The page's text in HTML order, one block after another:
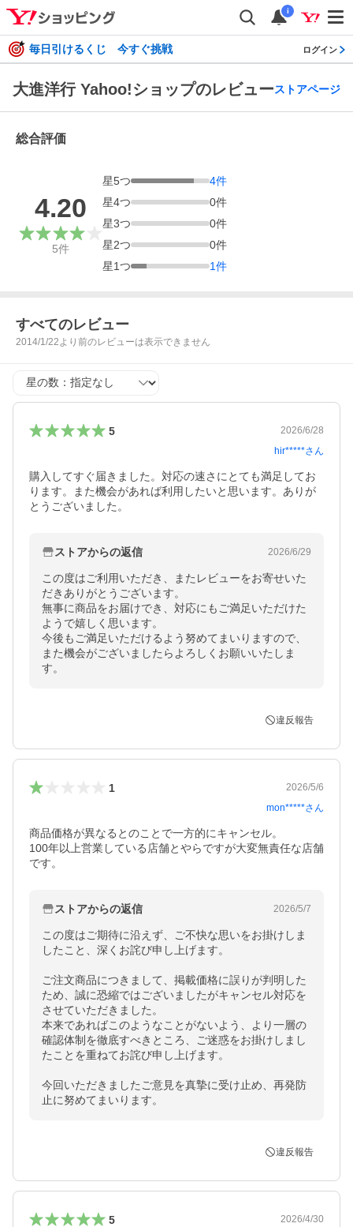
i
毎日引けるくじ 今すぐ挑戦 ログイン
大進洋行 Yahoo!ショップのレビューストアページ
総合評価
4.20
5件
星5つ 4件
星4つ 0件
星3つ 0件
星2つ 0件
星1つ 1件
すべてのレビュー
2014/1/22より前のレビューは表示できません
星の数
5
2026/6/28
hir*****さん
購入してすぐ届きました。対応の速さにとても満足してお
ります。また機会があれば利用したいと思います。ありが
とうございました。
ストアからの返信 2026/6/29
この度はご利用いただき、またレビューをお寄せいた
だきありがとうございます。
無事に商品をお届けでき、対応にもご満足いただけた
ようで嬉しく思います。
今後もご満足いただけるよう努めてまいりますので、
また機会がございましたらよろしくお願いいたしま
す。
違反報告
1
2026/5/6
mon*****さん
商品価格が異なるとのことで一方的にキャンセル。
100年以上営業している店舗とやらですが大変無責任な店舗
です。
ストアからの返信 2026/5/7
この度はご期待に沿えず、ご不快な思いをお掛けしま
したこと、深くお詫び申し上げます。
ご注文商品につきまして、掲載価格に誤りが判明した
ため、誠に恐縮ではございましたがキャンセル対応を
させていただきました。
本来であればこのようなことがないよう、より一層の
確認体制を徹底すべきところ、ご迷惑をお掛けしまし
たことを重ねてお詫び申し上げます。
今回いただきましたご意見を真摯に受け止め、再発防
止に努めてまいります。
違反報告
5
2026/4/30